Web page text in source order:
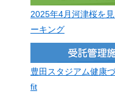
2025年4月河津桜を
ーキング
豊田スタジアム健康
fit